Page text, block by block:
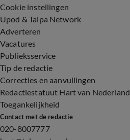
Cookie instellingen
Upod & Talpa Network
Adverteren
Vacatures
Publieksservice
Tip de redactie
Correcties en aanvullingen
Redactiestatuut Hart van Nederland
Toegankelijkheid
Contact met de redactie
020-8007777